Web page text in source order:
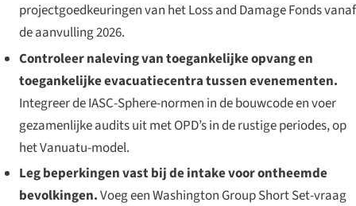
projectgoedkeuringen van het Loss and Damage Fonds vanaf
de aanvulling 2026.
Controleer naleving van toegankelijke opvang en
toegankelijke evacuatiecentra tussen evenementen.
Integreer de IASC-Sphere-normen in de bouwcode en voer
gezamenlijke audits uit met OPD’s in de rustige periodes, op
het Vanuatu-model.
Leg beperkingen vast bij de intake voor ontheemde
bevolkingen.Voeg een Washington Group Short Set-vraag